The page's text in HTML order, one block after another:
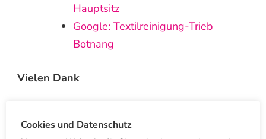
Hauptsitz
Google: Textilreinigung-Trieb
Botnang
Vielen Dank
Andere Beiträge
Cookies und Datenschutz